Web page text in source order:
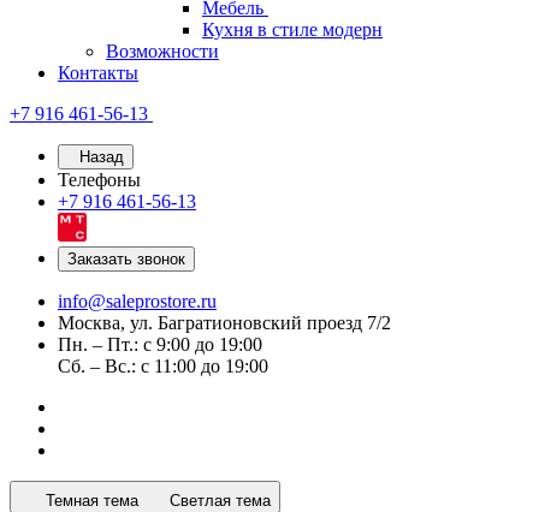
Мебель
Кухня в стиле модерн
Возможности
Контакты
+7 916 461-56-13
Назад
Телефоны
+7 916 461-56-13
Заказать звонок
info@saleprostore.ru
Москва, ул. Багратионовский проезд 7/2
Пн. – Пт.: с 9:00 до 19:00
Сб. – Вс.: с 11:00 до 19:00
Темная тема Светлая тема